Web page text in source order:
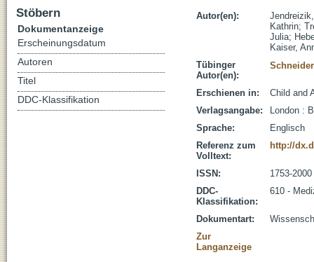
Autor(en):
Kathrin;
Julia;
Kaiser,
Tübinger
Autor(en):
Erschienen in:
Child and
Verlagsangabe:
London :
Sprache:
Englisch
Referenz zum
Volltext:
http://
ISSN:
1753-2000
DDC-
Klassifikation:
610 -
Dokumentart:
Zur
Langanzeige
Stöbern
Dokumentanzeige
Erscheinungsdatum
Autoren
Titel
DDC-Klassifikation